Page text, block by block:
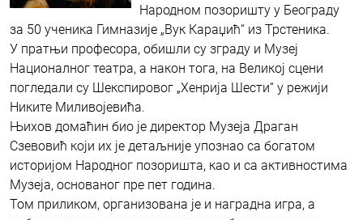
Народном позоришту у Београду
за 50 ученика Гимназије „Вук Караџић“ из Трстеника.
У пратњи професора, обишли су зграду и Музеј
Националног театра, а након тога, на Великој сцени
погледали су Шекспировог „Хенрија Шести“ у режији
Никите Миливојевића.
Њихов домаћин био је директор Музеја Драган
Сзевовић који их је детаљније упознао са богатом
историјом Народног позоришта, као и са активностима
Музеја, основаног пре пет година.
Том приликом, организована је и наградна игра, а